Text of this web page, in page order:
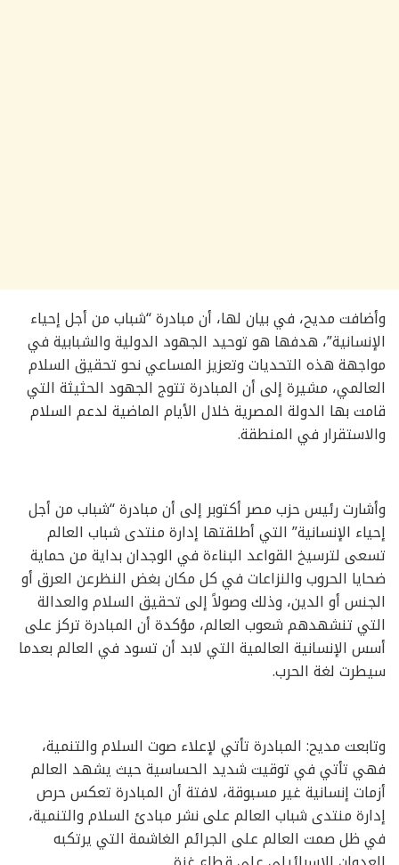
وأضافت مديح، في بيان لها، أن مبادرة “شباب من أجل إحياء
الإنسانية”، هدفها هو توحيد الجهود الدولية والشبابية في
مواجهة هذه التحديات وتعزيز المساعي نحو تحقيق السلام
العالمي، مشيرة إلى أن المبادرة تتوج الجهود الحثيثة التي
قامت بها الدولة المصرية خلال الأيام الماضية لدعم السلام
والاستقرار في المنطقة.
وأشارت رئيس حزب مصر أكتوبر إلى أن مبادرة “شباب من أجل
إحياء الإنسانية” التي أطلقتها إدارة منتدى شباب العالم
تسعى لترسيخ القواعد البناءة في الوجدان بداية من حماية
ضحايا الحروب والنزاعات في كل مكان بغض النظرعن العرق أو
الجنس أو الدين، وذلك وصولاً إلى تحقيق السلام والعدالة
التي تنشهدهم شعوب العالم، مؤكدة أن المبادرة تركز على
أسس الإنسانية العالمية التي لابد أن تسود في العالم بعدما
سيطرت لغة الحرب.
وتابعت مديح: المبادرة تأتي لإعلاء صوت السلام والتنمية،
فهي تأتي في توقيت شديد الحساسية حيث يشهد العالم
أزمات إنسانية غير مسبوقة، لافتة أن المبادرة تعكس حرص
إدارة منتدى شباب العالم على نشر مبادئ السلام والتنمية،
في ظل صمت العالم على الجرائم الغاشمة التي يرتكبه